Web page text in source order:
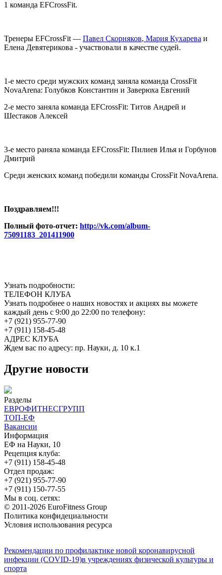
1 команда EFCrossFit.
Тренеры EFCrossFit — Павел Скорняков, Мария Кухарева и
Елена Девятерикова - участвовали в качестве судей.
1-е место среди мужских команд заняла команда CrossFit
NovaArena: Голубков Константин и Заверюха Евгений
2-е место заняла команда EFCrossFit: Титов Андрей и
Шестаков Алексей
3-е место pаняла команда EFCrossFit: Пилиев Илья и Горбунов
Дмитрий
Среди женских команд победили команды CrossFit NovaArena.
Поздравляем!!!
Полный фото-отчет: http://vk.com/album-
75091183_201411900
Узнать подробности:
ТЕЛЕФОН КЛУБА
Узнать подробнее о наших новостях и акциях вы можете
каждый день с 9:00 до 22:00 по телефону:
+7 (921) 955-77-90
+7 (911) 158-45-48
АДРЕС КЛУБА
Ждем вас по адресу: пр. Науки, д. 10 к.1
Другие новости
Разделы
ЕВРОФИТНЕСГРУПП
ТОП-ЕФ
Вакансии
Информация
ЕФ на Науки, 10
Рецепция клуба:
+7 (911) 158-45-48
Отдел продаж:
+7 (921) 955-77-90
+7 (911) 150-77-55
Мы в соц. сетях:
© 2011-2026 EuroFitness Group
Политика конфидециальности
Условия использования ресурса
Рекомендации по профилактике новой коронавирусной
инфекции (COVID-19)в учреждениях физической культуры и
спорта